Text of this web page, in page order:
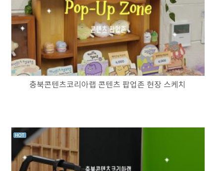
충북콘텐츠코리아랩 콘텐츠 팝업존 현장 스케치